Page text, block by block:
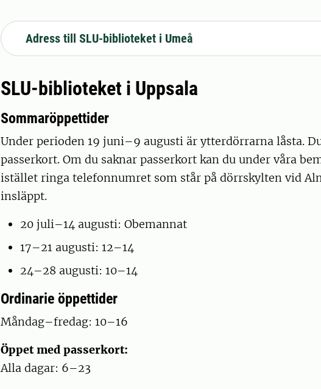
Adress till SLU-biblioteket i Umeå
SLU-biblioteket i Uppsala
Sommaröppettider
Under perioden 19 juni–9 augusti är ytterdörrarna låsta.
passerkort. Om du saknar passerkort kan du under våra
istället ringa telefonnumret som står på dörrskylten vid
insläppt.
20 juli–14 augusti: Obemannat
17–21 augusti: 12–14
24–28 augusti: 10–14
Ordinarie öppettider
Måndag–fredag: 10–16
Öppet med passerkort:
Alla dagar: 6–23